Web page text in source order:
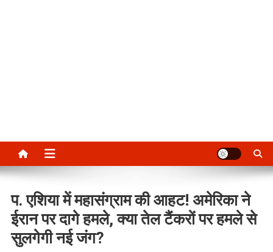
प. एशिया में महासंग्राम की आहट! अमेरिका ने
ईरान पर दागे हमले, क्या तेल टैंकरों पर हमले से
सुलगेगी नई जंग?